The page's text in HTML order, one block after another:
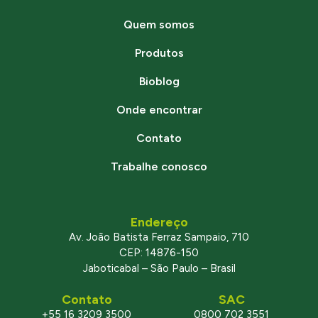
Quem somos
Produtos
Bioblog
Onde encontrar
Contato
Trabalhe conosco
Endereço
Av. João Batista Ferraz Sampaio, 710
CEP: 14876-150
Jaboticabal – São Paulo – Brasil
Contato
+55 16 3209 3500
SAC
0800 702 3551